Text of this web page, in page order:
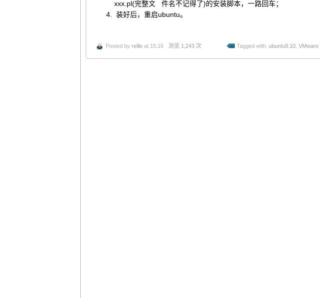
xxx.pl(完整文 件名不记得了)的安装脚本，一路回车；
装好后，重启ubuntu。
Posted by reille at 15:16 浏览 1,243 次 Tagged with: ubuntu9.10, VMware